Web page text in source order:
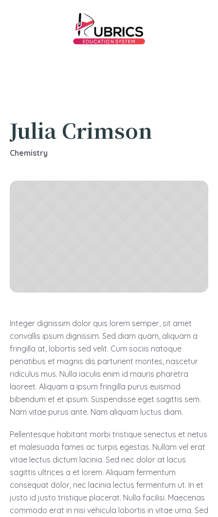
Julia Crimson
Chemistry
Integer dignissim dolor quis lorem semper, sit amet
convallis ipsum dignissim. Sed diam quam, aliquam a
fringilla at, lobortis sed velit. Cum sociis natoque
penatibus et magnis dis parturient montes, nascetur
ridiculus mus. Nulla iaculis enim id mauris pharetra
laoreet. Aliquam a ipsum fringilla purus euismod
bibendum et et ipsum. Suspendisse eget sagittis sem.
Nam vitae purus ante. Nam aliquam luctus diam.
Pellentesque habitant morbi tristique senectus et netus
et malesuada fames ac turpis egestas. Nullam vel erat
vitae lectus dictum lacinia. Sed nec dolor at lacus
sagittis ultrices a et lorem. Aliquam fermentum
consequat dolor, nec lacinia lectus fermentum ut. In et
justo id justo tristique placerat. Nulla facilisi. Maecenas
commodo erat in nisi vehicula lobortis in vitae urna. Sed